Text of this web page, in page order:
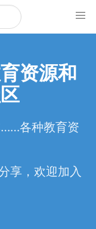
资源和
……各种教育资
享，欢迎加入